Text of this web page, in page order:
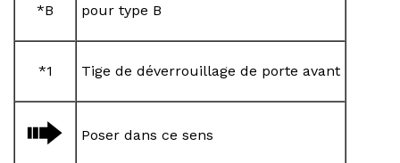
*B pour type B
*1 Tige de déverrouillage de porte avant
Poser dans ce sens